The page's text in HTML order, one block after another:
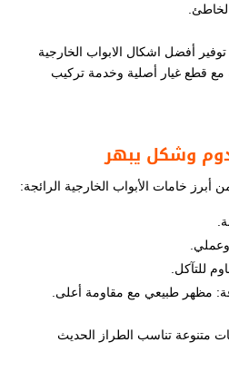
أفضل اشكال الابواب الخارجية
مع قطع غيار أصلية وخدمة تركيب
أبرز خامات الأبواب الخارجية الرائجة:
للتآكل.
مظهر طبيعي مع مقاومة أعلى.
متنوعة تناسب الطراز الحديث